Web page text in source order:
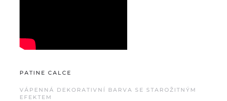
PATINE CALCE
VÁPENNÁ DEKORATIVNÍ BARVA SE STAROŽITNÝM
EFEKTEM